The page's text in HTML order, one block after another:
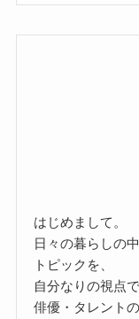
はじめまして。
日々の暮らしの
トピックを、
自分なりの視点
俳優・タレント